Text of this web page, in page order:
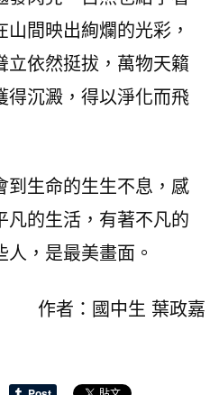
間映出絢爛的光彩，
立依然挺拔，萬物天籟
得沉澱，得以淨化而飛
生命的生生不息，感
凡的生活，有著不凡的
，是最美畫面。
作者：國中生 葉政嘉